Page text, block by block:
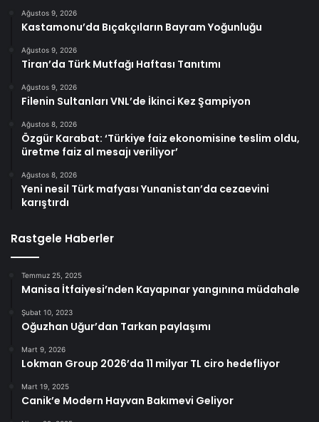
Ağustos 9, 2026
Kastamonu’da Bıçakçıların Bayram Yoğunluğu
Ağustos 9, 2026
Tiran’da Türk Mutfağı Haftası Tanıtımı
Ağustos 9, 2026
Filenin Sultanları VNL’de İkinci Kez Şampiyon
Ağustos 8, 2026
Özgür Karabat: ‘Türkiye faiz ekonomisine teslim oldu,
üretme faiz al mesajı veriliyor’
Ağustos 8, 2026
Yeni nesil Türk mafyası Yunanistan’da cezaevini
karıştırdı
Rastgele Haberler
Temmuz 25, 2025
Manisa İtfaiyesi’nden Kayapınar yangınına müdahale
Şubat 10, 2023
Oğuzhan Uğur’dan Tarkan paylaşımı
Mart 9, 2026
Lokman Group 2026’da 11 milyar TL ciro hedefliyor
Mart 19, 2025
Canik’e Modern Hayvan Bakımevi Geliyor